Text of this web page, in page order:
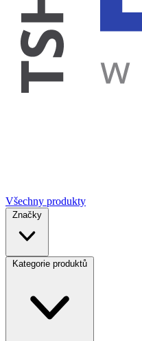
Všechny produkty
Značky
Kategorie produktů